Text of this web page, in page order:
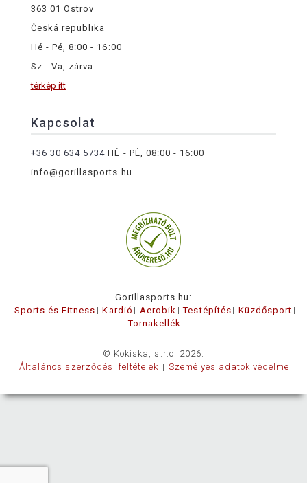
363 01 Ostrov
Česká republika
Hé - Pé, 8:00 - 16:00
Sz - Va, zárva
térkép itt
Kapcsolat
+36 30 634 5734 HÉ - PÉ, 08:00 - 16:00
info@gorillasports.hu
Gorillasports.hu:
Sports és Fitness
Kardió Aerobik Testépítés
Küzdősport
Tornakellék
© Kokiska, s.r.o. 2026.
Általános szerződési feltételek
Személyes adatok védelme